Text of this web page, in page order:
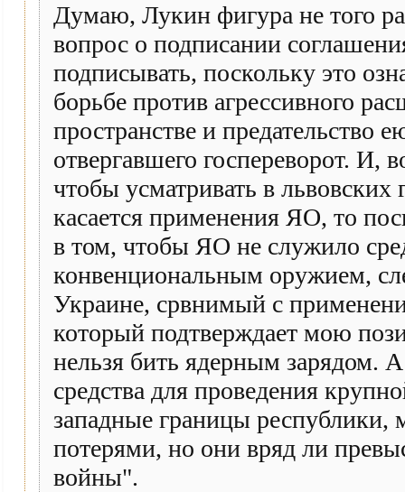
Думаю, Лукин фигура не того
вопрос о подписании
подписывать, поскольку это
борьбе против агрессивного
пространстве и предательство
отвергавшего госпереворот.
чтобы усматривать в
касается применения ЯО, то
в том, чтобы ЯО не служило
конвенциональным оружием,
Украине, срвнимый с
который подтверждает мою
нельзя бить ядерным зарядом.
средства для проведения
западные границы республики,
потерями, но они вряд ли
войны".